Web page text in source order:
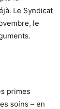
Le Syndicat
le
primes
soins – en